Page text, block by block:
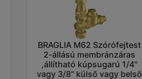
BRAGLIA M62 Szórófejtest
2-állású membránzáras
,állítható kúpsugarú 1/4"
vagy 3/8" külső vagy belső